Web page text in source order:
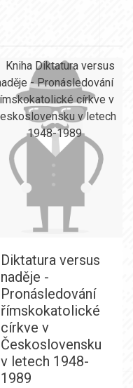
Diktatura versus
naděje -
Pronásledování
římskokatolické
církve v
Československu
v letech 1948-
1989